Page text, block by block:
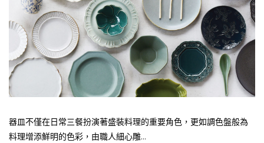
器皿不僅在日常三餐扮演著盛裝料理的重要角色，更如調色盤般為
料理增添鮮明的色彩，由職人細心雕...